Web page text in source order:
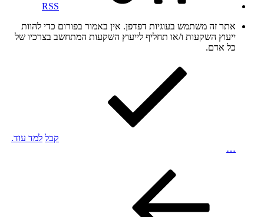
RSS
אתר זה משתמש בעוגיות דפדפן. אין באמור בפורום כדי להוות
ייעוץ השקעות ו/או תחליף לייעוץ השקעות המתחשב בצרכיו של
כל אדם.
קבל למד עוד.
…